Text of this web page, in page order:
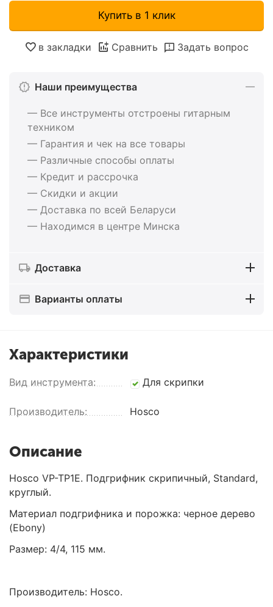
Купить в 1 клик
в закладки Сравнить Задать вопрос
Наши преимущества
— Все инструменты отстроены гитарным
техником
— Гарантия и чек на все товары
— Различные способы оплаты
— Кредит и рассрочка
— Скидки и акции
— Доставка по всей Беларуси
— Находимся в центре Минска
Доставка
Варианты оплаты
Характеристики
Вид инструмента: Для скрипки
Производитель: Hosco
Описание
Hosco VP-TP1E. Подгрифник скрипичный, Standard,
круглый.
Материал подгрифника и порожка: черное дерево
(Ebony)
Размер: 4/4, 115 мм.
Производитель: Hosco.